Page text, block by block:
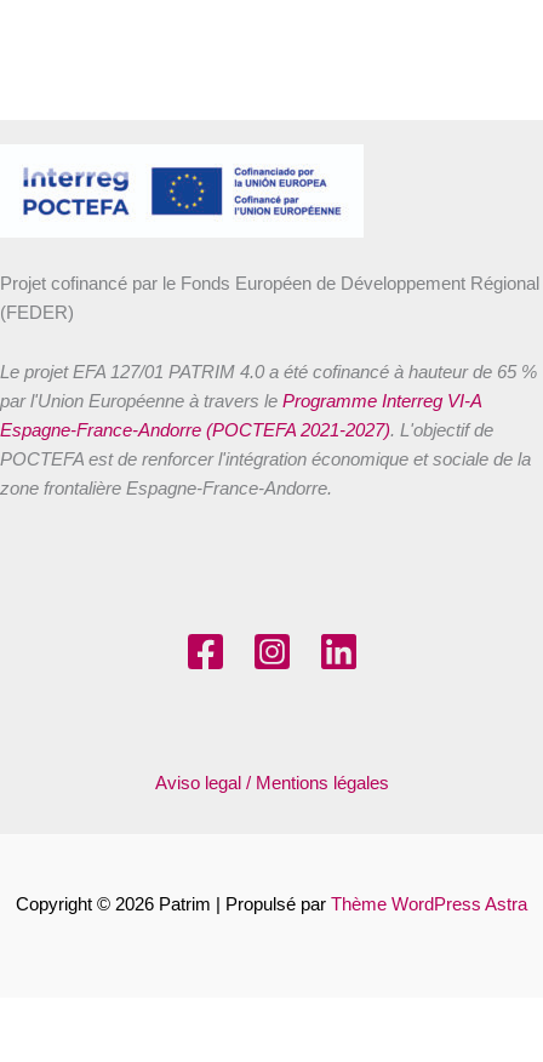
Projet cofinancé par le Fonds Européen de Développement Régional
(FEDER)
Le projet EFA 127/01 PATRIM 4.0 a été cofinancé à hauteur de 65 %
par l'Union Européenne à travers le Programme Interreg VI-A
Espagne-France-Andorre (POCTEFA 2021-2027). L'objectif de
POCTEFA est de renforcer l'intégration économique et sociale de la
zone frontalière Espagne-France-Andorre.
Aviso legal / Mentions légales
Copyright © 2026 Patrim | Propulsé par Thème WordPress Astra